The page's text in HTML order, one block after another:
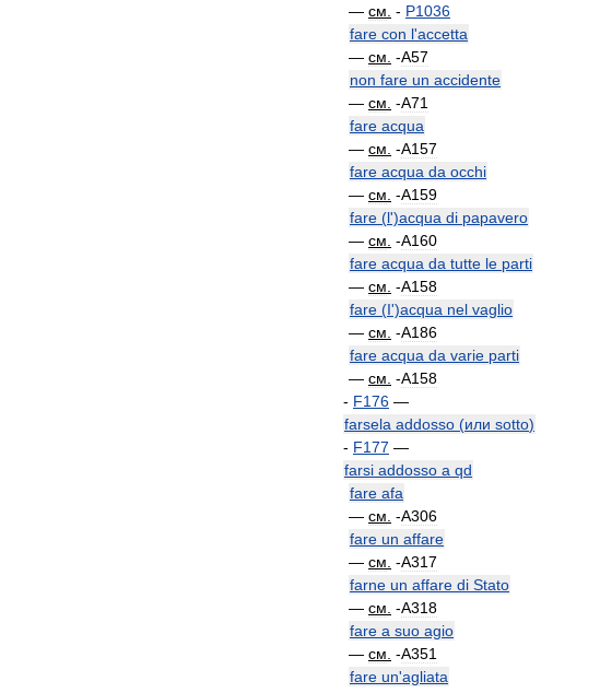
— см - P1036
fare con l'accetta
— см -A57
non fare un accidente
— см -A71
fare acqua
— см -A157
fare acqua da occhi
— см -A159
fare (l')acqua di papavero
— см -A160
fare acqua da tutte le parti
— см -A158
fare (I')acqua nel vaglio
— см -A186
fare acqua da varie parti
— см -A158
- F176 —
farsela addosso (или sotto)
- F177 —
farsi addosso a qd
fare afa
— см -A306
fare un affare
— см -A317
farne un affare di Stato
— см -A318
fare a suo agio
— см -A351
fare un'agliata